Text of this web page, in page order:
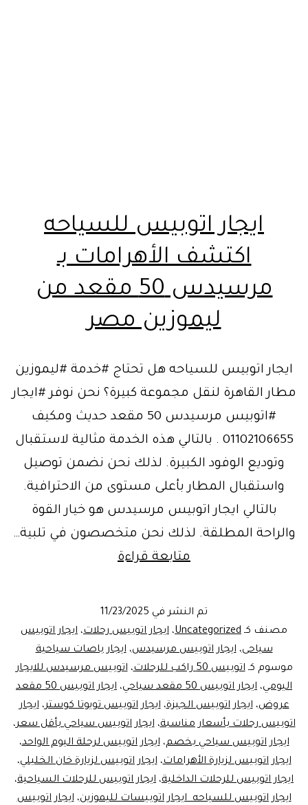
ايجار اتوبيس للسياحه
اكتشف الأهرامات بـ
مرسيدس 50 مقعد من
ليموزين مصر
ايجار اتوبيس للسياحه هل تحتاج #خدمة #ليموزين
مطار القاهرة لنقل مجموعة كبيرة؟ نحن نوفر #ايجار
#اتوبيس مرسيدس 50 مقعد حديث ومكيف
01102106655 . بالتالي هذه الخدمة مثالية لاستقبال
وتوديع الوفود الكبيرة. لذلك نحن نضمن توصيل
واستقبال المطار بأعلى مستوى من الاحترافية.
بالتالي ايجار اتوبيس مرسيدس هو خيار القوة
والراحة المطلقة. لذلك نحن متخصصون في تلبية…
متابعة قراءةايجار
للسياحه
اكتشف
الأهرامات
بـ
مرسيدس
50
مقعد
من
ليموزين
تم النشر في 11/23/2025
مصنف كـ Uncategorized، ايجار اتوبيس رحلات، ايجار اتوبيس
سياحى،ايجار اتوبيس مرسيدس،ايجار باصات سياحية
موسوم كـاتوبيس 50 راكب للرحلات ،اتوبيس مرسيدس للايجار
اليومي، ايجار اتوبيس 50 مقعد سياحي ،
ايجار اتوبيس 50 مقعد
عروض،ايجار اتوبيس الجيزة،ايجار اتوبيس تويوتا كوستر،ايجار
اتوبيس رحلات بأسعار مناسبة،ايجار اتوبيس سياحي بأقل سعر،
ايجار اتوبيس سياحي بخصم،ايجار اتوبيس لرحلة اليوم الواحد،
ايجار اتوبيس لزيارة الأهرامات،ايجار اتوبيس لزيارة خان الخليلي،
ايجار اتوبيس للرحلات الداخلية، ايجار اتوبيس للرحلات السياحية،
ايجار اتوبيس للسياحه ايجار اتوبيسات لليموزين،ايجار اتوبيس